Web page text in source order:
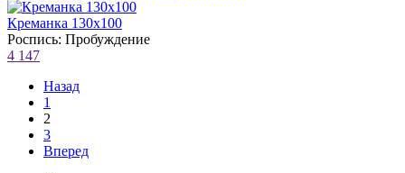
Креманка 130х100
Роспись: Пробуждение
4 147
Назад
1
2
3
Вперед